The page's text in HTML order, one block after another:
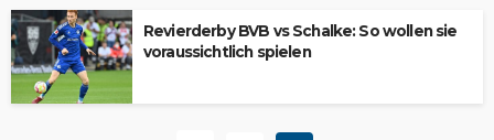
Revierderby BVB vs Schalke: So wollen sie
voraussichtlich spielen